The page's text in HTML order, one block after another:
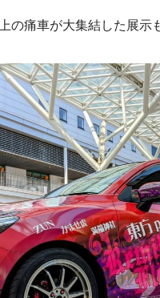
の痛車が大集結した展示